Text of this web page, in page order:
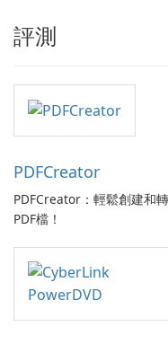
評測
PDFCreator
PDFCreator：輕鬆創建和
PDF檔！